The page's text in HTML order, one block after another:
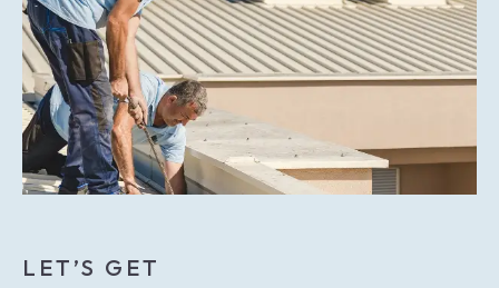
LET’S GET